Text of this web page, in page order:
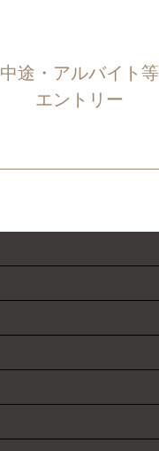
中途・アルバイト等
エントリー